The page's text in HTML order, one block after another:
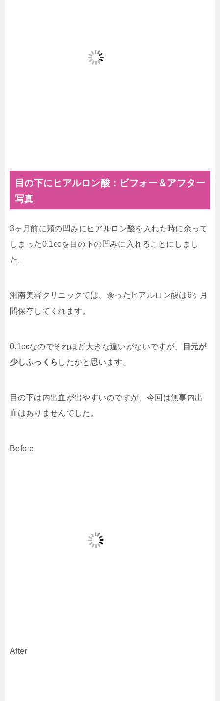
目の下にヒアルロン酸：ビフォー＆アフター
写真
3ヶ月前に頬の凹みにヒアルロン酸を入れた時に余って
しまった0.1ccを目の下の凹みに入れることにしまし
た。
湘南美容クリニックでは、余ったヒアルロン酸は6ヶ月
間保存してくれます。
0.1ccなのでそれほど大きな違いがないですが、
目元が
少しふっくら したかと思います。
目の下は内出血が出やすいのですが、今回は無事内出
血はありませんでした。
Before
After